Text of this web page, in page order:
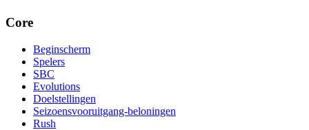
Core
Beginscherm
Spelers
SBC
Evolutions
Doelstellingen
Seizoensvooruitgang-beloningen
Rush